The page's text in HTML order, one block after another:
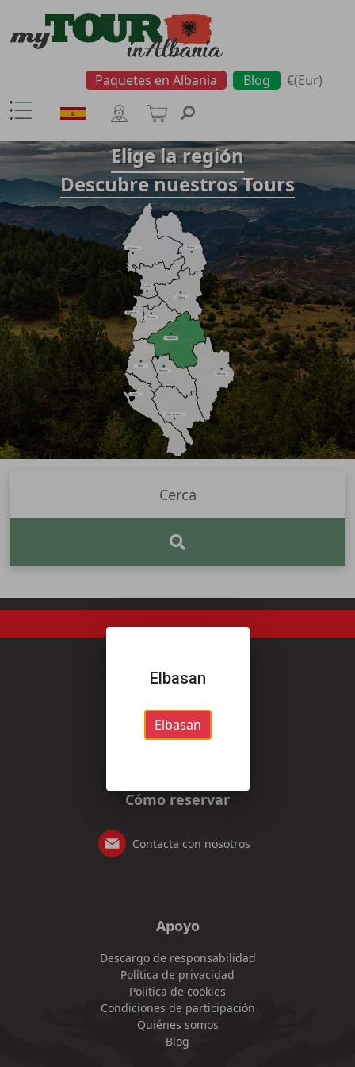
Paquetes en Albania Blog €(Eur)
Lezha
Shkodra Kukës
Tirana
Durrës
Dibra
Elbasan
Berat
Fier
Korça
Vlora
Gjirokastra
Elige la región
Descubre nuestros Tours
Síguenos
Cómo reservar
Contacta con nosotros
Apoyo
Descargo de responsabilidad
Política de privacidad
Política de cookies
Condiciones de participación
Quiénes somos
Blog
Elbasan
Elbasan